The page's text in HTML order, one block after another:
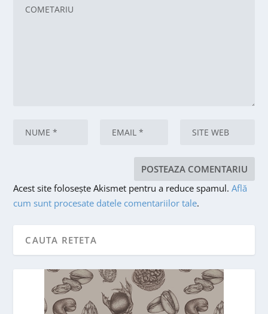
Acest site folosește Akismet pentru a reduce spamul.Află
cum sunt procesate datele comentariilor tale.